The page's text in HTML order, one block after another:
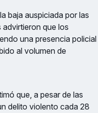
baja auspiciada por las
que los
una presencia policial
al volumen de
que, a pesar de las
delito violento cada 28